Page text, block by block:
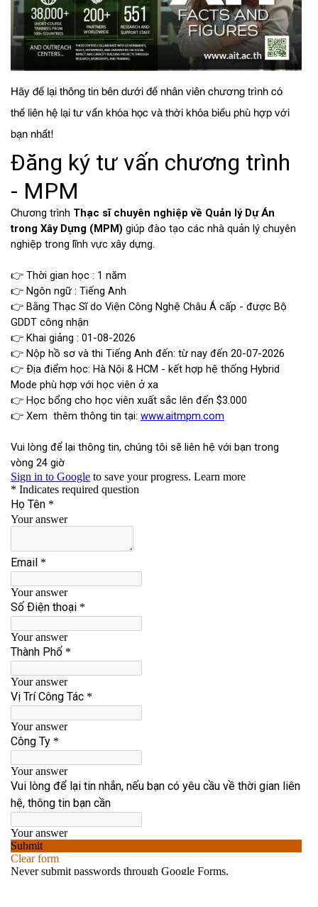
Hãy để lại thông tin bên dưới để nhân viên chương trình có
thể liên hệ lại tư vấn khóa học và thời khóa biểu phù hợp với
bạn nhất!